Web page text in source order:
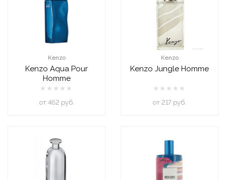
Kenzo
Kenzo Aqua Pour
Homme
oт 462 руб.
Kenzo
Kenzo Jungle Homme
oт 217 руб.